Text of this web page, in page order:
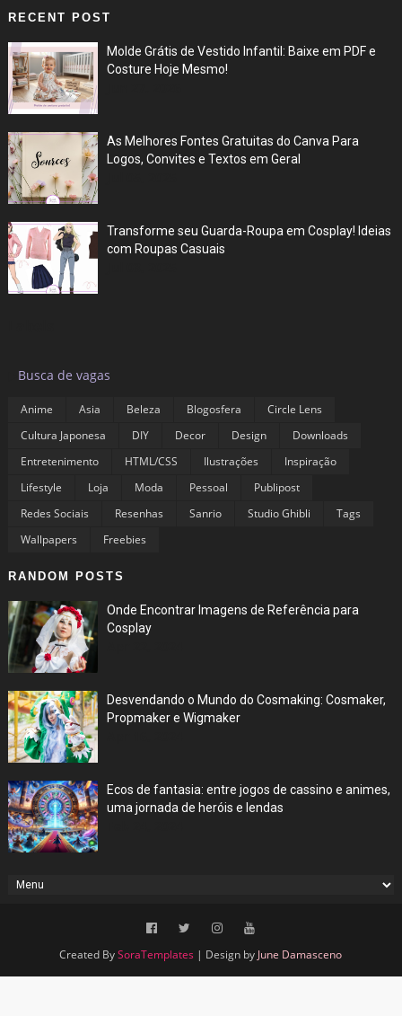
RECENT POST
Molde Grátis de Vestido Infantil: Baixe em PDF e
Costure Hoje Mesmo!
As Melhores Fontes Gratuitas do Canva Para
Logos, Convites e Textos em Geral
Transforme seu Guarda-Roupa em Cosplay! Ideias
com Roupas Casuais
Busca de vagas
Anime Asia Beleza Blogosfera
Circle Lens
Cultura Japonesa
DIY Decor Design
Downloads
Entretenimento
HTML/CSS Ilustrações
Inspiração
Lifestyle
Loja Moda Pessoal
Publipost
Redes Sociais
Resenhas Sanrio Studio Ghibli
Tags
Wallpapers
Freebies
RANDOM POSTS
Onde Encontrar Imagens de Referência para
Cosplay
Desvendando o Mundo do Cosmaking: Cosmaker,
Propmaker e Wigmaker
Ecos de fantasia: entre jogos de cassino e animes,
uma jornada de heróis e lendas
Created BySoraTemplates | Design by June Damasceno